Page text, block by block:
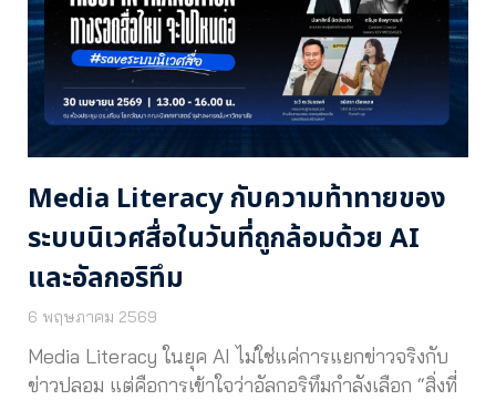
Media Literacy กับความท้าทายของ
ระบบนิเวศสื่อในวันที่ถูกล้อมด้วย AI
และอัลกอริทึม
6 พฤษภาคม 2569
Media Literacy ในยุค AI ไม่ใช่แค่การแยกข่าวจริงกับ
ข่าวปลอม แต่คือการเข้าใจว่าอัลกอริทึมกำลังเลือก “สิ่งที่